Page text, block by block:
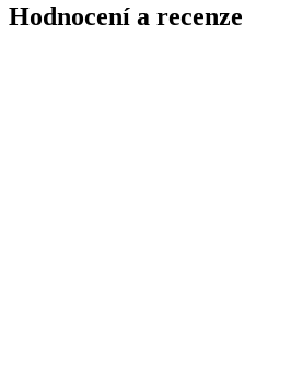
Hodnocení a recenze